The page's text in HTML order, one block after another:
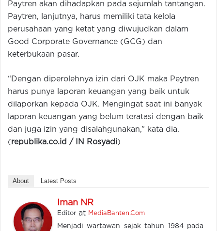
Paytren akan dihadapkan pada sejumlah tantangan.
Paytren, lanjutnya, harus memiliki tata kelola
perusahaan yang ketat yang diwujudkan dalam
Good Corporate Governance (GCG) dan
keterbukaan pasar.
“Dengan diperolehnya izin dari OJK maka Peytren
harus punya laporan keuangan yang baik untuk
dilaporkan kepada OJK. Mengingat saat ini banyak
laporan keuangan yang belum teratasi dengan baik
dan juga izin yang disalahgunakan,” kata dia.
(republika.co.id / IN Rosyadi)
About Latest Posts
Iman NR
Editor at MediaBanten.Com
Menjadi wartawan sejak tahun 1984 pada